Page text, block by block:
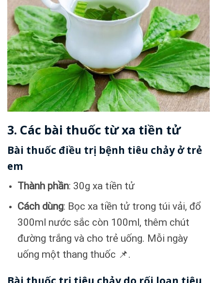
3. Các bài thuốc từ xa tiền tử
Bài thuốc điều trị bệnh tiêu chảy ở trẻ
em
Thành phần: 30g xa tiền tử
Cách dùng: Bọc xa tiền tử trong túi vải, đổ
300ml nước sắc còn 100ml, thêm chút
đường trắng và cho trẻ uống. Mỗi ngày
uống một thang thuốc 📌.